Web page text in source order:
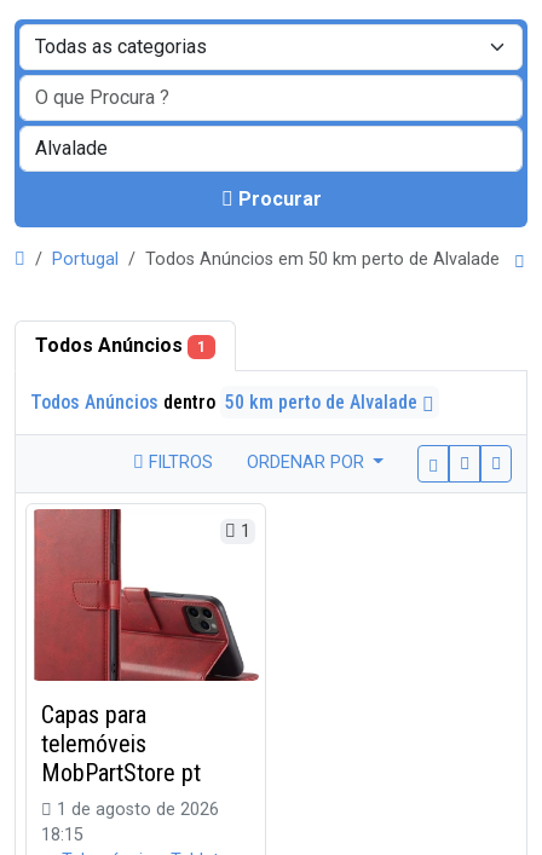
Procurar
Portugal Todos Anúncios em 50 km perto de Alvalade
Todos Anúncios 1
Todos Anúncios dentro 50 km perto de Alvalade
FILTROS ORDENAR POR
1
Capas para
telemóveis
MobPartStore pt
1 de agosto de 2026
18:15